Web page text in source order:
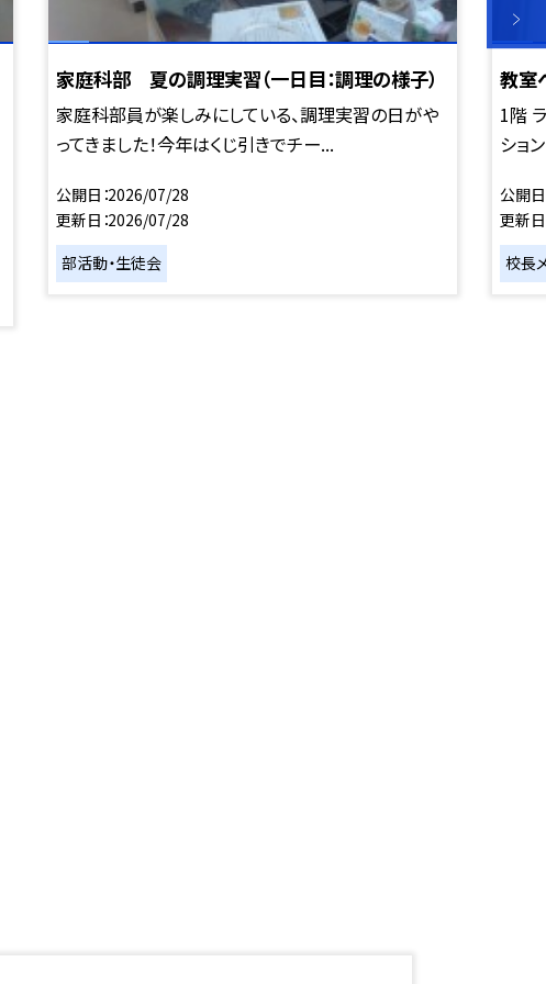
家庭科部 夏の調理実習（一日目：調理の様子）
家庭科部員が楽しみにしている、調理実習の日がや
ってきました！今年はくじ引きでチー...
公開日 2026/07/28
更新日 2026/07/28
部活動・生徒会
教室
1階
ショ
公開日
更新日
校長